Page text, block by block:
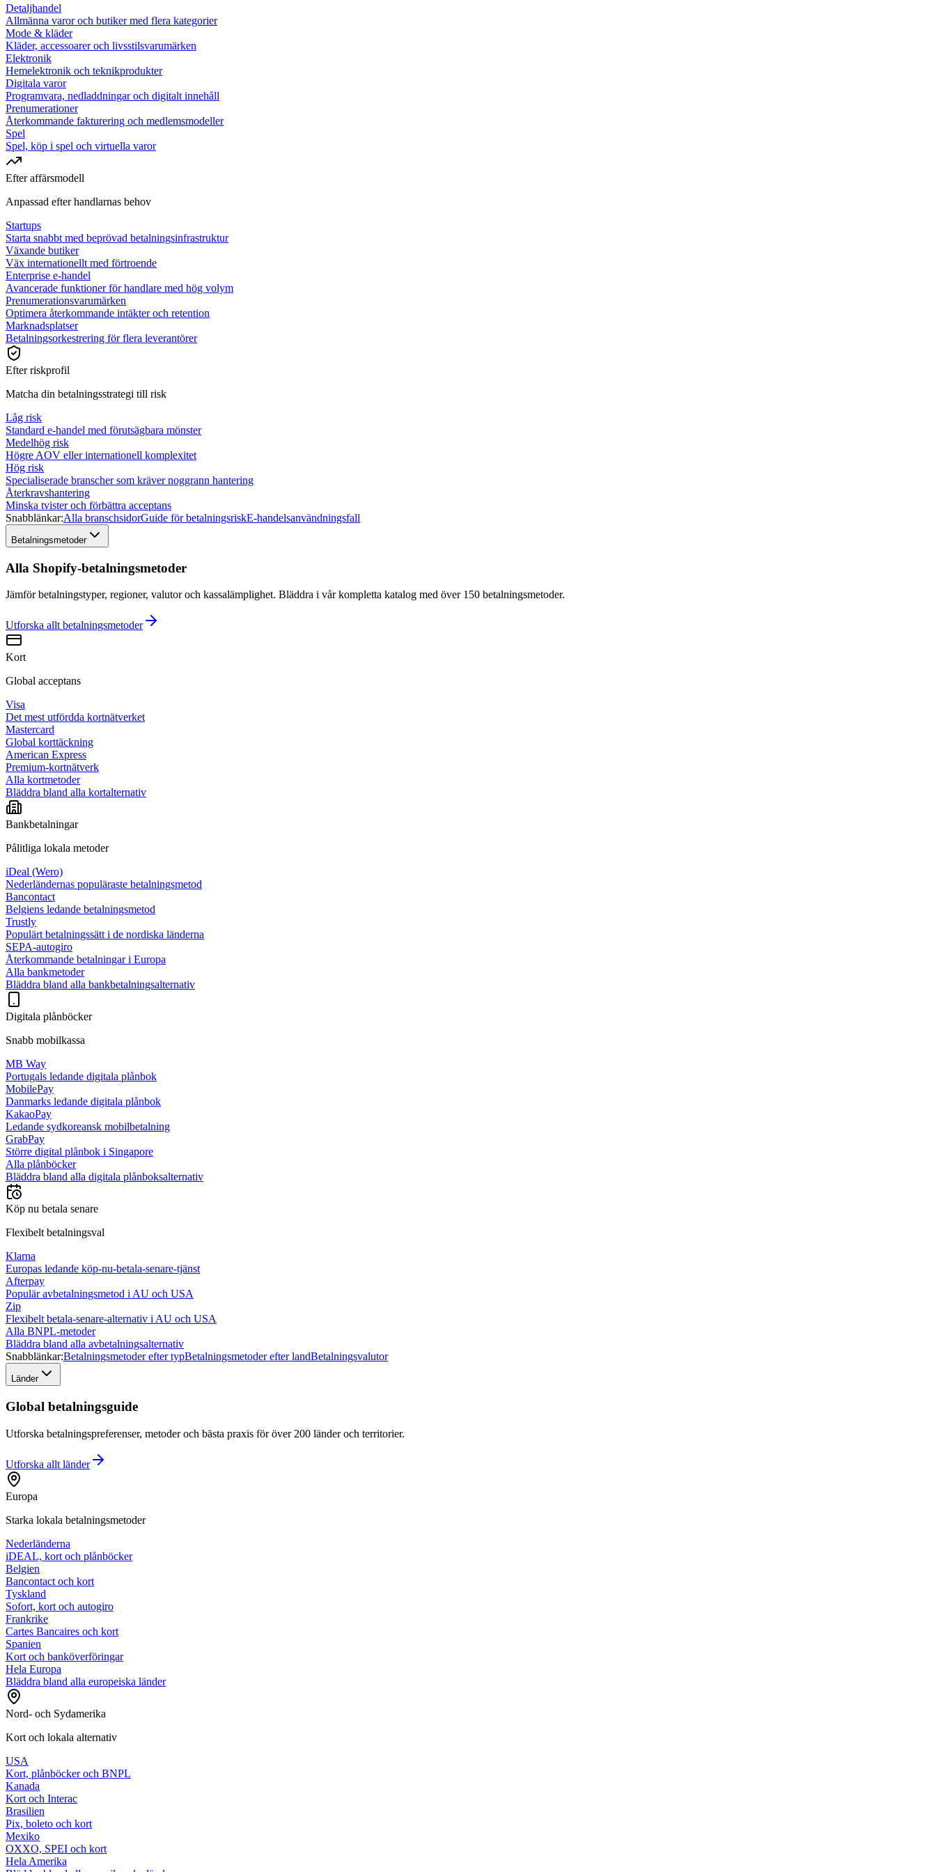
Detaljhandel
Allmänna varor och butiker med flera kategorier
Mode & kläder
Kläder, accessoarer och livsstilsvarumärken
Elektronik
Hemelektronik och teknikprodukter
Digitala varor
Programvara, nedladdningar och digitalt innehåll
Prenumerationer
Återkommande fakturering och medlemsmodeller
Spel
Spel, köp i spel och virtuella varor
Efter affärsmodell
Anpassad efter handlarnas behov
Startups
Starta snabbt med beprövad betalningsinfrastruktur
Växande butiker
Väx internationellt med förtroende
Enterprise e-handel
Avancerade funktioner för handlare med hög volym
Prenumerationsvarumärken
Optimera återkommande intäkter och retention
Marknadsplatser
Betalningsorkestrering för flera leverantörer
Efter riskprofil
Matcha din betalningsstrategi till risk
Låg risk
Standard e-handel med förutsägbara mönster
Medelhög risk
Högre AOV eller internationell komplexitet
Hög risk
Specialiserade branscher som kräver noggrann hantering
Återkravshantering
Minska tvister och förbättra acceptans
Snabblänkar:Alla branschsidorGuide för betalningsriskE-handelsanvändningsfall
Betalningsmetoder
Alla Shopify-betalningsmetoder
Jämför betalningstyper, regioner, valutor och kassalämplighet. Bläddra i vår kompletta katalog med över 150 betalningsmetoder.
Utforska allt betalningsmetoder
Kort
Global acceptans
Visa
Det mest utfördda kortnätverket
Mastercard
Global korttäckning
American Express
Premium-kortnätverk
Alla kortmetoder
Bläddra bland alla kortalternativ
Bankbetalningar
Pålitliga lokala metoder
iDeal (Wero)
Nederländernas populäraste betalningsmetod
Bancontact
Belgiens ledande betalningsmetod
Trustly
Populärt betalningssätt i de nordiska länderna
SEPA-autogiro
Återkommande betalningar i Europa
Alla bankmetoder
Bläddra bland alla bankbetalningsalternativ
Digitala plånböcker
Snabb mobilkassa
MB Way
Portugals ledande digitala plånbok
MobilePay
Danmarks ledande digitala plånbok
KakaoPay
Ledande sydkoreansk mobilbetalning
GrabPay
Större digital plånbok i Singapore
Alla plånböcker
Bläddra bland alla digitala plånboksalternativ
Köp nu betala senare
Flexibelt betalningsval
Klarna
Europas ledande köp-nu-betala-senare-tjänst
Afterpay
Populär avbetalningsmetod i AU och USA
Zip
Flexibelt betala-senare-alternativ i AU och USA
Alla BNPL-metoder
Bläddra bland alla avbetalningsalternativ
Snabblänkar:Betalningsmetoder efter typBetalningsmetoder efter landBetalningsvalutor
Länder
Global betalningsguide
Utforska betalningspreferenser, metoder och bästa praxis för över 200 länder och territorier.
Utforska allt länder
Europa
Starka lokala betalningsmetoder
Nederländerna
iDEAL, kort och plånböcker
Belgien
Bancontact och kort
Tyskland
Sofort, kort och autogiro
Frankrike
Cartes Bancaires och kort
Spanien
Kort och banköverföringar
Hela Europa
Bläddra bland alla europeiska länder
Nord- och Sydamerika
Kort och lokala alternativ
USA
Kort, plånböcker och BNPL
Kanada
Kort och Interac
Brasilien
Pix, boleto och kort
Mexiko
OXXO, SPEI och kort
Hela Amerika